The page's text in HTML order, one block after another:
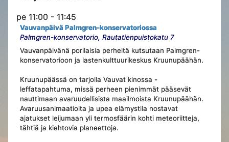
pe 11:00 - 11:45
Vauvanpäivä Palmgren-konservatoriossa
Palmgren-konservatorio, Rautatienpuistokatu 7
Vauvanpäivänä porilaisia perheitä kutsutaan Palmgren-
konservatorioon ja lastenkulttuurikeskus Kruunupäähän.
Kruunupäässä on tarjolla Vauvat kinossa -
leffatapahtuma, missä perheen pienimmät pääsevät
nauttimaan avaruudellisista maailmoista Kruunupäähän.
Avaruusanimaatioita ja upea elämystila nostavat
ajatukset leijumaan yli termosfäärin kohti meteoriitteja,
tähtiä ja kiehtovia planeettoja.